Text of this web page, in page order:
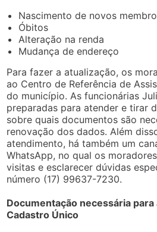
Nascimento de novos
Óbitos
Alteração na renda
Mudança de endereço
Para fazer a atualização, os
ao Centro de Referência de
do município. As funcionárias
preparadas para atender e tirar
sobre quais documentos são
renovação dos dados. Além
atendimento, há também um
WhatsApp, no qual os
visitas e esclarecer dúvidas
número (17) 99637-7230.
Documentação necessária para
Cadastro Único